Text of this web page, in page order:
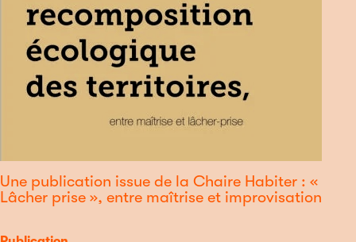
Une publication issue de la Chaire Habiter : «
Lâcher prise », entre maîtrise et improvisation